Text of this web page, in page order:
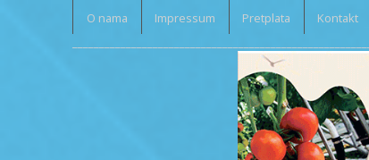
O nama Impressum Pretplata Kontakt